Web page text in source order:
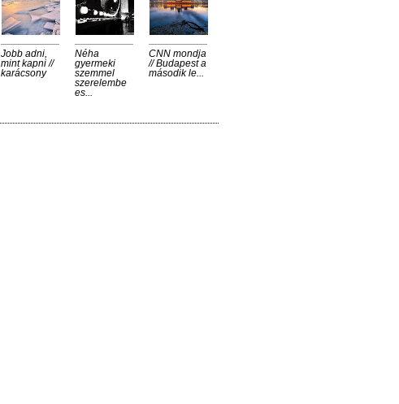
Jobb adni,
mint kapni //
karácsony
Néha
gyermeki
szemmel
szerelembe
es...
CNN mondja
// Budapest a
második le...